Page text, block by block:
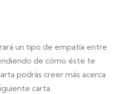
un tipo de empatía entre
de cómo éste te
podrás creer más acerca
carta.